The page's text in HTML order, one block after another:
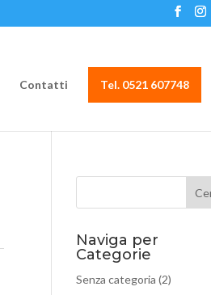
Contatti Tel. 0521 607748
Naviga per
Categorie
Senza categoria (2)